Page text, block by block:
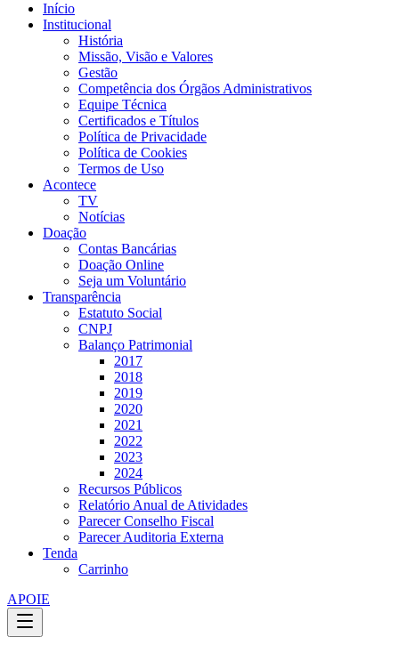
Início
Institucional
História
Missão, Visão e Valores
Gestão
Competência dos Órgãos Administrativos
Equipe Técnica
Certificados e Títulos
Política de Privacidade
Política de Cookies
Termos de Uso
Acontece
TV
Notícias
Doação
Contas Bancárias
Doação Online
Seja um Voluntário
Transparência
Estatuto Social
CNPJ
Balanço Patrimonial
2017
2018
2019
2020
2021
2022
2023
2024
Recursos Públicos
Relatório Anual de Atividades
Parecer Conselho Fiscal
Parecer Auditoria Externa
Tenda
Carrinho
APOIE